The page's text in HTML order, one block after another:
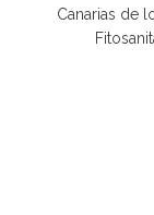
Canarias de